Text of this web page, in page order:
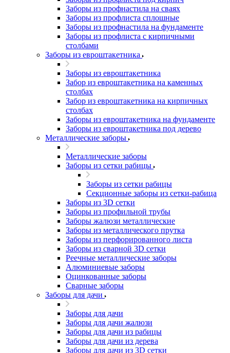
Заборы из профнастила на сваях
Заборы из профлиста сплошные
Заборы из профнастила на фундаменте
Заборы из профлиста с кирпичными
столбами
Заборы из евроштакетника
Заборы из евроштакетника
Забор из евроштакетника на каменных
столбах
Забор из евроштакетника на кирпичных
столбах
Заборы из евроштакетника на фундаменте
Заборы из евроштакетника под дерево
Металлические заборы
Металлические заборы
Заборы из сетки рабицы
Заборы из сетки рабицы
Секционные заборы из сетки-рабица
Заборы из 3D сетки
Заборы из профильной трубы
Заборы жалюзи металлические
Заборы из металлического прутка
Заборы из перфорированного листа
Заборы из сварной 3D сетки
Реечные металлические заборы
Алюминиевые заборы
Оцинкованные заборы
Сварные заборы
Заборы для дачи
Заборы для дачи
Заборы для дачи жалюзи
Заборы для дачи из рабицы
Заборы для дачи из дерева
Заборы для дачи из 3D сетки